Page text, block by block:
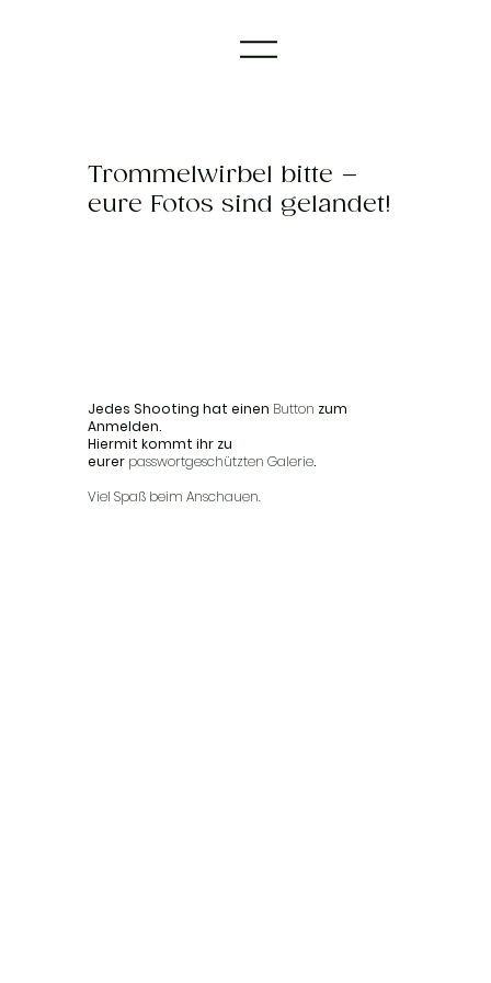
Trommelwirbel bitte –
eure Fotos sind gelandet!
Jedes Shooting hat einen Button zum
Anmelden.
Hiermit kommt ihr zu
eurer passwortgeschützten Galerie.
Viel Spaß beim Anschauen.